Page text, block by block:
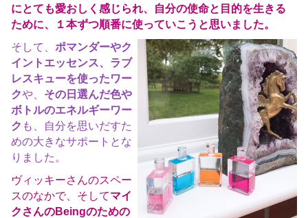
にとても愛おしく感じられ、自分の使命と目的を生きる
ために、１本ずつ順番に使っていこうと思いました。
そして、ポマンダーやク
イントエッセンス、ラブ
レスキューを使ったワー
クや、 その日選んだ色や
ボトルのエネルギーワー
ク も、自分を思いだすた
めの大きなサポートとな
りました。
ヴィッキーさんのスペー
スのなかで、そしてマイ
クさんのBeingのための